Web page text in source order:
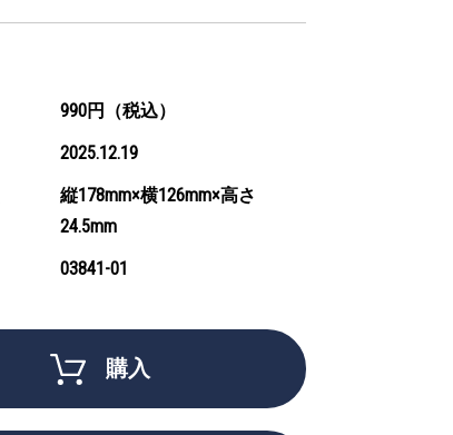
990円（税込）
2025.12.19
縦178mm×横126mm×高さ
24.5mm
03841-01
購入